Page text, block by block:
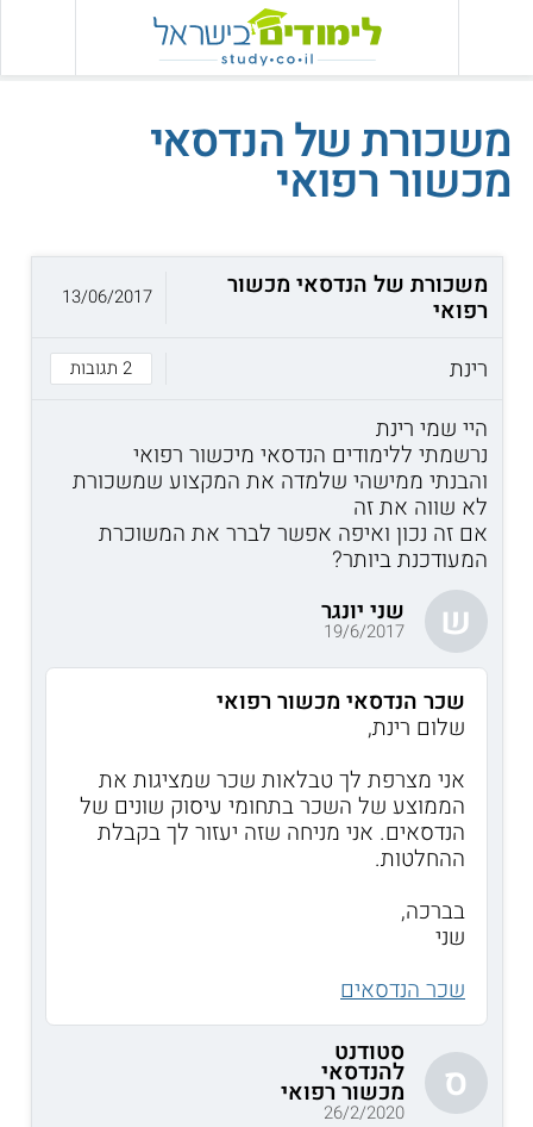
משכורת של הנדסאי
מכשור רפואי
משכורת של הנדסאי מכשור
רפואי
רינת
2 תגובות
13/06/2017
היי שמי רינת
נרשמתי ללימודים הנדסאי מיכשור רפואי
והבנתי ממישהי שלמדה את המקצוע שמשכורת
לא שווה את זה
אם זה נכון ואיפה אפשר לברר את המשוכרת
המעודכנת ביותר?
ש שני יונגר
19/6/2017
שכר הנדסאי מכשור רפואי
שלום רינת,
אני מצרפת לך טבלאות שכר שמציגות את
הממוצע של השכר בתחומי עיסוק שונים של
הנדסאים. אני מניחה שזה יעזור לך בקבלת
ההחלטות.
בברכה,
שני
שכר הנדסאים
ס
סטודנט
להנדסאי
מכשור רפואי
26/2/2020